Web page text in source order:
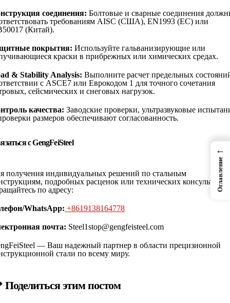
соединения: Болтовые и сварные соединения
требованиям AISC (США), EN1993 (ЕС) или
(Китай).
покрытия: Используйте гальванизирующие или
краски в прибрежных или химических средах.
& Stability Analysis: Выполните расчет предельных
с ASCE7 или Еврокодом 1 для точного сочетания
сейсмических и снеговых нагрузок.
качества: Заводские проверки, ультразвуковые
размеров обеспечивают согласованность.
с GengFeiSteel
получения индивидуальных решений по стальным
подробных расценок или технических консультаций
по адресу:
/WhatsApp: +8619138164778
почта: Steel1stop@gengfeisteel.com
— Ваш надежный партнер в области прецизионной
стали по всему миру.
Поделиться этим постом
←
Оглавление